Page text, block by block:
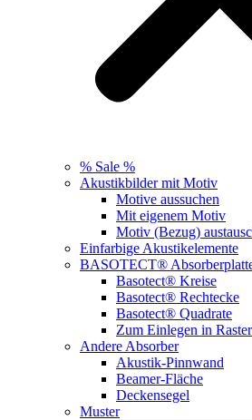
% Sale %
Akustikbilder mit Motiv
Motive aussuchen
Mit eigenem Motiv
Motiv (Bezug)
Einfarbige Akustikelemente
BASOTECT®
Basotect® Kreise
Basotect® Rechtecke
Basotect® Quadrate
Zum Einlegen in
Andere Absorber
Akustik-Pinnwand
Beamer-Fläche
Deckensegel
Muster